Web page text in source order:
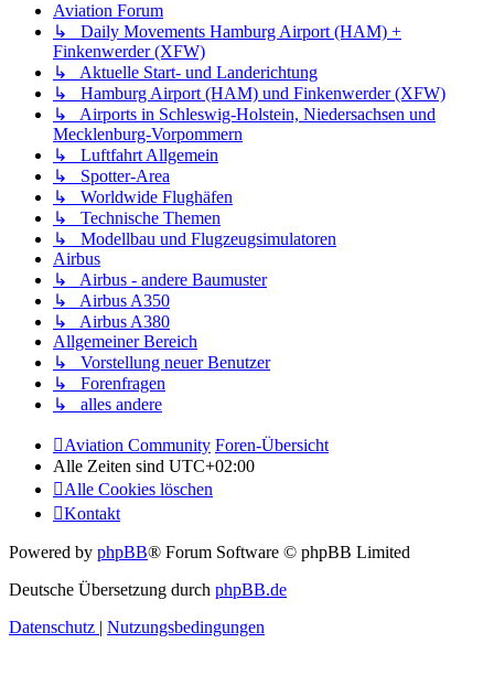
Aviation Forum
↳ Daily Movements Hamburg Airport (HAM) +
Finkenwerder (XFW)
↳ Aktuelle Start- und Landerichtung
↳ Hamburg Airport (HAM) und Finkenwerder (XFW)
↳ Airports in Schleswig-Holstein, Niedersachsen und
Mecklenburg-Vorpommern
↳ Luftfahrt Allgemein
↳ Spotter-Area
↳ Worldwide Flughäfen
↳ Technische Themen
↳ Modellbau und Flugzeugsimulatoren
Airbus
↳ Airbus - andere Baumuster
↳ Airbus A350
↳ Airbus A380
Allgemeiner Bereich
↳ Vorstellung neuer Benutzer
↳ Forenfragen
↳ alles andere
Aviation Community Foren-Übersicht
Alle Zeiten sind UTC+02:00
Alle Cookies löschen
Kontakt
Powered by phpBB® Forum Software © phpBB Limited
Deutsche Übersetzung durch phpBB.de
Datenschutz
Nutzungsbedingungen